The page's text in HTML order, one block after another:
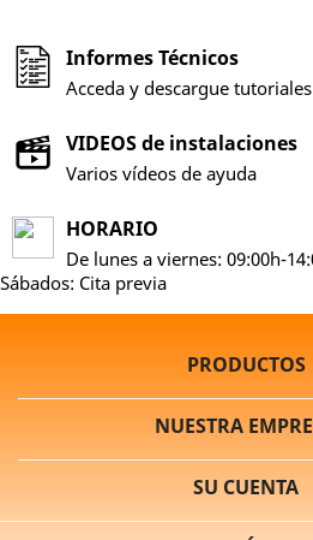
Informes Técnicos
Acceda y descargue
VIDEOS de instalaciones
Varios vídeos de ayuda
HORARIO
De lunes a viernes: 09:00h-
Sábados: Cita previa
PRODUCTOS
NUESTRA
SU CUENTA